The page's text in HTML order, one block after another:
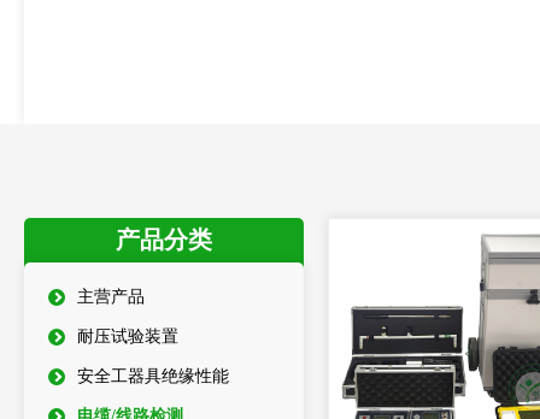
产品分类
主营产品
耐压试验装置
安全工器具绝缘性能